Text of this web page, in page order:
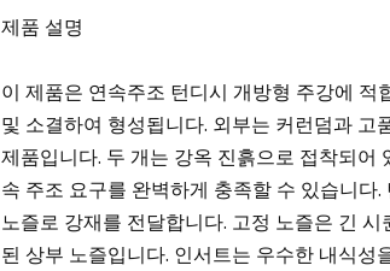
제품 설명
이 제품은 연속주조 턴디시 개방형 주강에
및 소결하여 형성됩니다. 외부는 커런덤과
제품입니다. 두 개는 강옥 진흙으로 접착되어
속 주조 요구를 완벽하게 충족할 수 있습니
노즐로 강재를 전달합니다. 고정 노즐은 긴
된 상부 노즐입니다. 인서트는 우수한 내식